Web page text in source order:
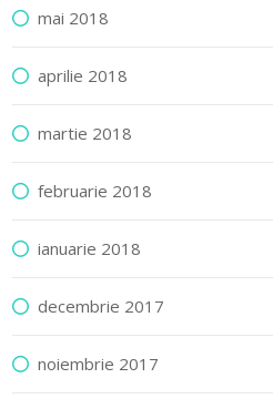
mai 2018
aprilie 2018
martie 2018
februarie 2018
ianuarie 2018
decembrie 2017
noiembrie 2017